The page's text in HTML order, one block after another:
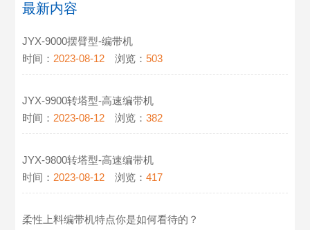
最新内容
JYX-9000摆臂型-编带机
时间： 2023-08-12 浏览：503
JYX-9900转塔型-高速编带机
时间： 2023-08-12 浏览：382
JYX-9800转塔型-高速编带机
时间： 2023-08-12 浏览：417
柔性上料编带机特点你是如何看待的？